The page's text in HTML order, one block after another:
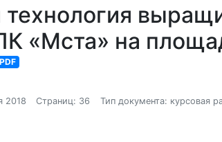
технология
«Мста» на
PDF
2018 Страниц: 36 Тип документа: курсовая